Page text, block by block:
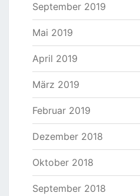
September 2019
Mai 2019
April 2019
März 2019
Februar 2019
Dezember 2018
Oktober 2018
September 2018